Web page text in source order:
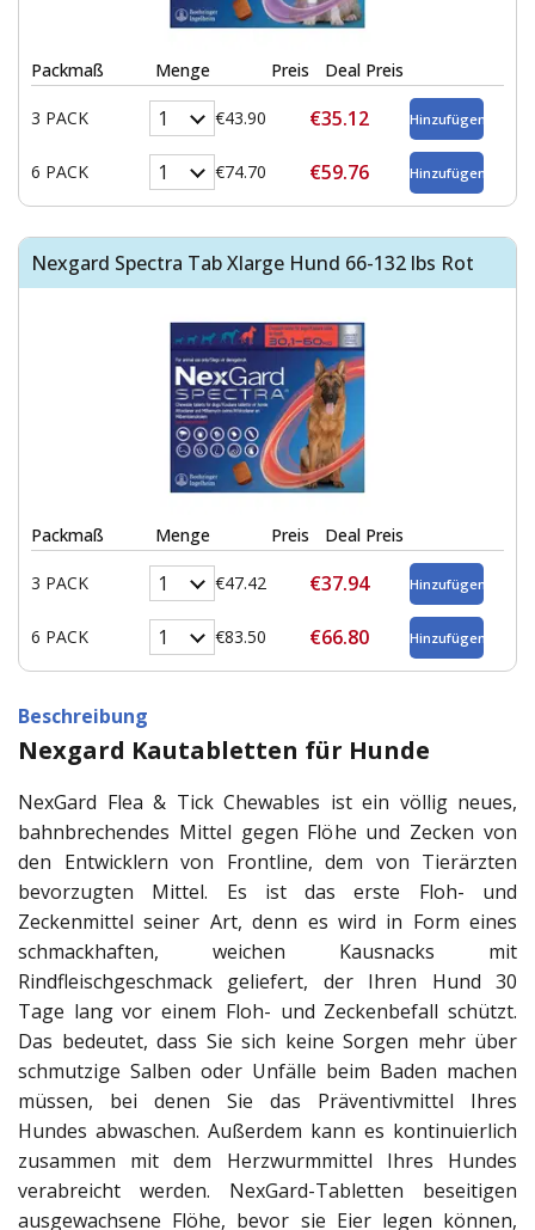
Packmaß Menge Preis Deal Preis
3 PACK €43.90 €35.12
6 PACK €74.70 €59.76
Nexgard Spectra Tab Xlarge Hund 66-132 lbs Rot
Packmaß Menge Preis Deal Preis
3 PACK €47.42 €37.94
6 PACK €83.50 €66.80
Beschreibung
Nexgard Kautabletten für Hunde
NexGard Flea & Tick Chewables ist ein völlig neues,
bahnbrechendes Mittel gegen Flöhe und Zecken von
den Entwicklern von Frontline, dem von Tierärzten
bevorzugten Mittel. Es ist das erste Floh- und
Zeckenmittel seiner Art, denn es wird in Form eines
schmackhaften, weichen Kausnacks mit
Rindfleischgeschmack geliefert, der Ihren Hund 30
Tage lang vor einem Floh- und Zeckenbefall schützt.
Das bedeutet, dass Sie sich keine Sorgen mehr über
schmutzige Salben oder Unfälle beim Baden machen
müssen, bei denen Sie das Präventivmittel Ihres
Hundes abwaschen. Außerdem kann es kontinuierlich
zusammen mit dem Herzwurmmittel Ihres Hundes
verabreicht werden. NexGard-Tabletten beseitigen
ausgewachsene Flöhe, bevor sie Eier legen können,